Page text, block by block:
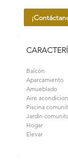
Balcón
Aparcamiento
Amueblado
Aire
Piscina
Jardín
Hogar
Elevar